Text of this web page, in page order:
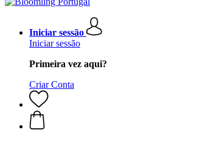
Iniciar sessão
Iniciar sessão
Primeira vez aqui?
Criar Conta